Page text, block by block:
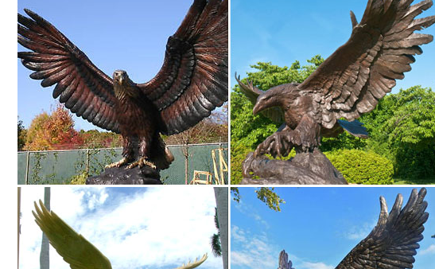
Избранное. Всё самое любимое. Сохраняйте товары в избранном с помощью.
Такса". Серия "Символ года".В корзину. Купить. Скульптура. 12 212 руб.
Статуэтки разных стран мира — блог туриста odlesya на…
Рассмотрим самые популярные сувениры-статуэтки, которые можно
духов, сделаны, обычно, из дерева. Фигурки чудо — животных, Мексика.
ArtManiac’s – Скульптуры, бюсты, статуэтки, фигурки
Упаковка. 3D-изделия авторской работы. Символ года-2018 собака.
фигурка и копилка Aurora Design. Птицы.Именно стиль древней Греции в
современности заложил…
Подарки. Боги древней Греции, герои мифов
Статуэтки богов, героев мифов. Сортировка: По цене По цене По названию
умолчанию.Статуэтка "Греческая богиня правосудия-Фемида". 2 085 руб.